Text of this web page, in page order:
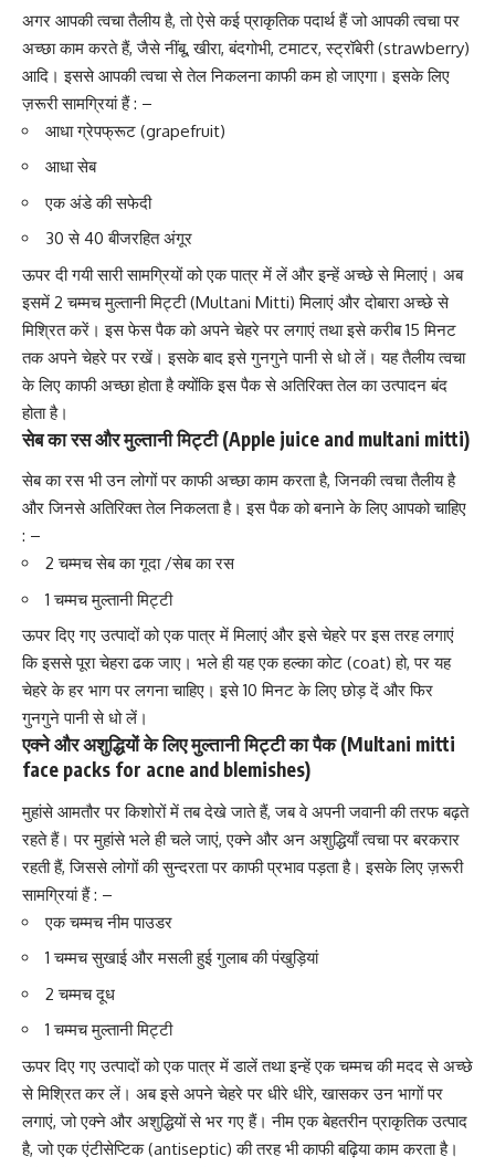
अगर आपकी त्वचा तैलीय है, तो ऐसे कई प्राकृतिक पदार्थ हैं जो आपकी त्वचा पर
अच्छा काम करते हैं, जैसे नींबू, खीरा, बंदगोभी, टमाटर, स्ट्रॉबेरी (strawberry)
आदि। इससे आपकी त्वचा से तेल निकलना काफी कम हो जाएगा। इसके लिए
ज़रूरी सामग्रियां हैं : –
आधा ग्रेपफ्रूट (grapefruit)
आधा सेब
एक अंडे की सफेदी
30 से 40 बीजरहित अंगूर
ऊपर दी गयी सारी सामग्रियों को एक पात्र में लें और इन्हें अच्छे से मिलाएं। अब
इसमें 2 चम्मच मुल्तानी मिट्टी (Multani Mitti) मिलाएं और दोबारा अच्छे से
मिश्रित करें। इस फेस पैक को अपने चेहरे पर लगाएं तथा इसे करीब 15 मिनट
तक अपने चेहरे पर रखें। इसके बाद इसे गुनगुने पानी से धो लें। यह तैलीय त्वचा
के लिए काफी अच्छा होता है क्योंकि इस पैक से अतिरिक्त तेल का उत्पादन बंद
होता है।
सेब का रस और मुल्तानी मिट्टी (Apple juice and multani mitti)
सेब का रस भी उन लोगों पर काफी अच्छा काम करता है, जिनकी त्वचा तैलीय है
और जिनसे अतिरिक्त तेल निकलता है। इस पैक को बनाने के लिए आपको चाहिए
: –
2 चम्मच सेब का गूदा /सेब का रस
1 चम्मच मुल्तानी मिट्टी
ऊपर दिए गए उत्पादों को एक पात्र में मिलाएं और इसे चेहरे पर इस तरह लगाएं
कि इससे पूरा चेहरा ढक जाए। भले ही यह एक हल्का कोट (coat) हो, पर यह
चेहरे के हर भाग पर लगना चाहिए। इसे 10 मिनट के लिए छोड़ दें और फिर
गुनगुने पानी से धो लें।
एक्ने और अशुद्धियों के लिए मुल्तानी मिट्टी का पैक (Multani mitti
face packs for acne and blemishes)
मुहांसे आमतौर पर किशोरों में तब देखे जाते हैं, जब वे अपनी जवानी की तरफ बढ़ते
रहते हैं। पर मुहांसे भले ही चले जाएं, एक्ने और अन अशुद्धियाँ त्वचा पर बरकरार
रहती हैं, जिससे लोगों की सुन्दरता पर काफी प्रभाव पड़ता है। इसके लिए ज़रूरी
सामग्रियां हैं : –
एक चम्मच नीम पाउडर
1 चम्मच सुखाई और मसली हुई गुलाब की पंखुड़ियां
2 चम्मच दूध
1 चम्मच मुल्तानी मिट्टी
ऊपर दिए गए उत्पादों को एक पात्र में डालें तथा इन्हें एक चम्मच की मदद से अच्छे
से मिश्रित कर लें। अब इसे अपने चेहरे पर धीरे धीरे, खासकर उन भागों पर
लगाएं, जो एक्ने और अशुद्धियों से भर गए हैं। नीम एक बेहतरीन प्राकृतिक उत्पाद
है, जो एकएंटीसेप्टिक (antiseptic) की तरह भी काफी बढ़िया काम करता है।